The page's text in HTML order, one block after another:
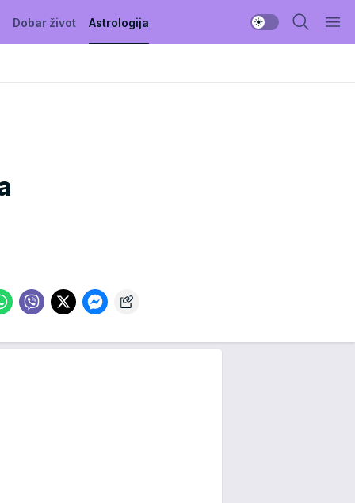
Dobar život Astrologija